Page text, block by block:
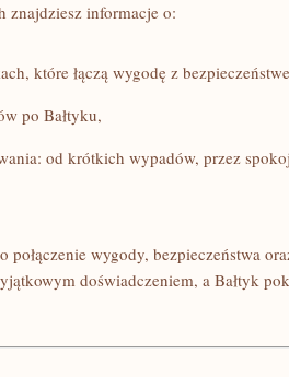
znajdziesz informacje o:
które łączą wygodę z
po Bałtyku,
od krótkich wypadów, przez
połączenie wygody, bezpieczeństwa
doświadczeniem, a Bałtyk